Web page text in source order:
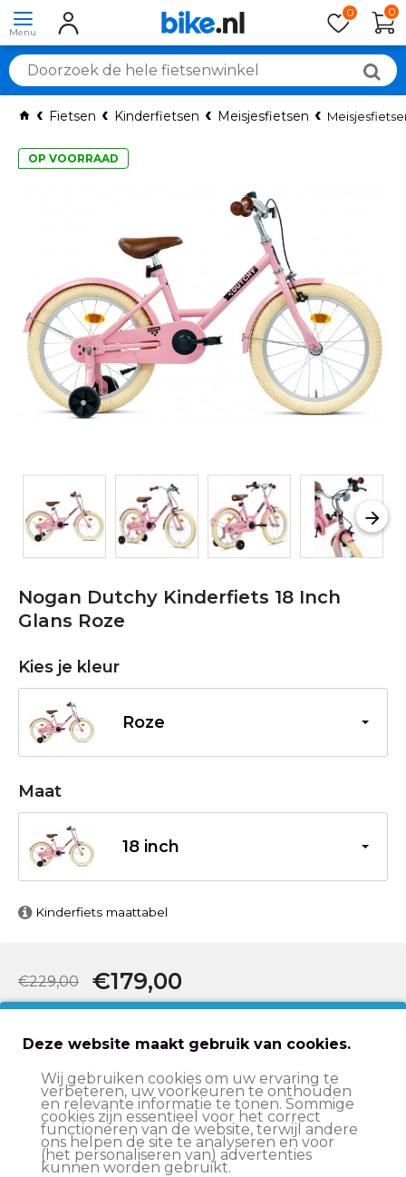
0 0
Fietsen Kinderfietsen Meisjesfietsen
OP VOORRAAD
Nogan Dutchy Kinderfiets 18 Inch
Glans Roze
Kies je kleur
Roze
Maat
18 inch
Kinderfiets maattabel
€179,00
€229,00
Op werkdagen voor 15:00 uur besteld, volgende
werkdag in huis*
Advies nodig?Vraag het onze klantenservice!
Ruim aanbod fietsenvoor jong en oud!
Deze website maakt gebruik van cookies.
Wij gebruiken cookies om uw ervaring te
verbeteren, uw voorkeuren te onthouden
en relevante informatie te tonen. Sommige
cookies zijn essentieel voor het correct
functioneren van de website, terwijl andere
ons helpen de site te analyseren en voor
(het personaliseren van) advertenties
kunnen worden gebruikt.